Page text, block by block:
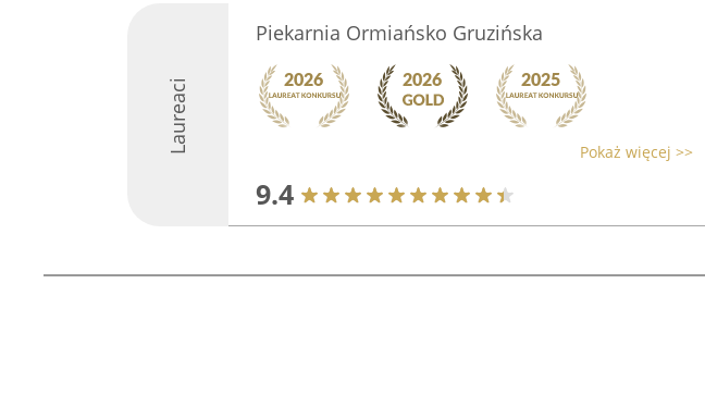
Laureaci
Piekarnia Ormiańsko Gruzińska
Pokaż więcej >>
9.4